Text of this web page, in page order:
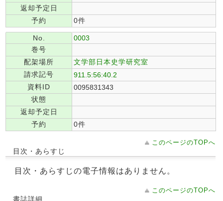
返却予定日
予約
0件
No.
0003
巻号
配架場所
文学部日本史学研究室
請求記号
911.5:56:40.2
資料ID
0095831343
状態
返却予定日
予約
0件
このページのTOPへ
目次・あらすじ
目次・あらすじの電子情報はありません。
このページのTOPへ
書誌詳細